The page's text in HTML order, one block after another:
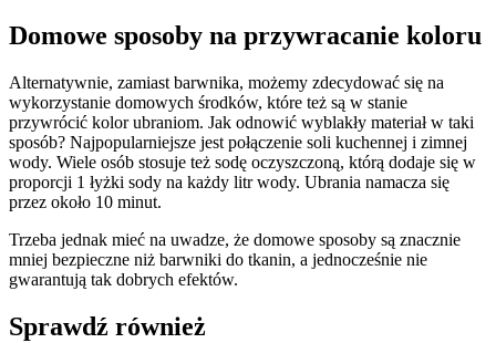
Domowe sposoby na przywracanie koloru
Alternatywnie, zamiast barwnika, możemy zdecydować się na
wykorzystanie domowych środków, które też są w stanie
przywrócić kolor ubraniom. Jak odnowić wyblakły materiał w taki
sposób? Najpopularniejsze jest połączenie soli kuchennej i zimnej
wody. Wiele osób stosuje też sodę oczyszczoną, którą dodaje się w
proporcji 1 łyżki sody na każdy litr wody. Ubrania namacza się
przez około 10 minut.
Trzeba jednak mieć na uwadze, że domowe sposoby są znacznie
mniej bezpieczne niż barwniki do tkanin, a jednocześnie nie
gwarantują tak dobrych efektów.
Sprawdź również